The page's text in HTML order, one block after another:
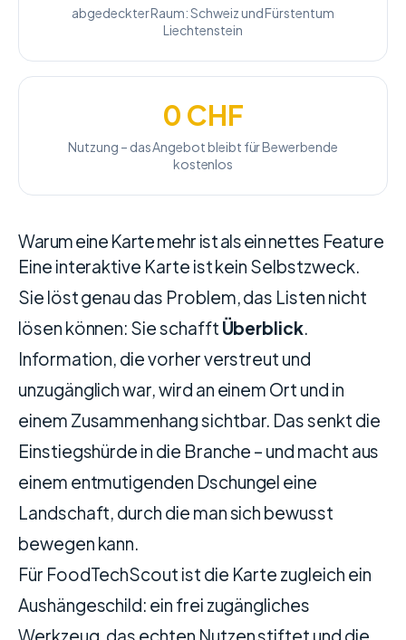
abgedeckter Raum: Schweiz und Fürstentum
Liechtenstein
0 CHF
Nutzung – das Angebot bleibt für Bewerbende
kostenlos
Warum eine Karte mehr ist als ein nettes Feature
Eine interaktive Karte ist kein Selbstzweck.
Sie löst genau das Problem, das Listen nicht
lösen können: Sie schafft Überblick.
Information, die vorher verstreut und
unzugänglich war, wird an einem Ort und in
einem Zusammenhang sichtbar. Das senkt die
Einstiegshürde in die Branche – und macht aus
einem entmutigenden Dschungel eine
Landschaft, durch die man sich bewusst
bewegen kann.
Für FoodTechScout ist die Karte zugleich ein
Aushängeschild: ein frei zugängliches
Werkzeug, das echten Nutzen stiftet und die